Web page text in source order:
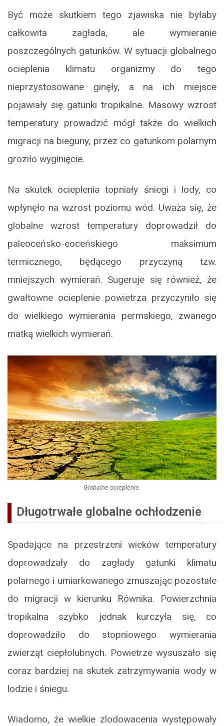
Być może skutkiem tego zjawiska nie byłaby
całkowita zagłada, ale wymieranie
poszczególnych gatunków. W sytuacji globalnego
ocieplenia klimatu organizmy do tego
nieprzystosowane ginęły, a na ich miejsce
pojawiały się gatunki tropikalne. Masowy wzrost
temperatury prowadzić mógł także do wielkich
migracji na bieguny, przez co gatunkom polarnym
groziło wyginięcie.
Na skutek ocieplenia topniały śniegi i lody, co
wpłynęło na wzrost poziomu wód. Uważa się, że
globalne wzrost temperatury doprowadził do
paleoceńsko-eoceńskiego maksimum
termicznego, będącego przyczyną tzw.
mniejszych wymierań. Sugeruje się również, że
gwałtowne ocieplenie powietrza przyczyniło się
do wielkiego wymierania permskiego, zwanego
matką wielkich wymierań.
Globalne ocieplenie.
Długotrwałe globalne ochłodzenie
Spadające na przestrzeni wieków temperatury
doprowadzały do zagłady gatunki klimatu
polarnego i umiarkowanego zmuszając pozostałe
do migracji w kierunku Równika. Powierzchnia
tropikalna szybko jednak kurczyła się, co
doprowadziło do stopniowego wymierania
zwierząt ciepłolubnych. Powietrze wysuszało się
coraz bardziej na skutek zatrzymywania wody w
lodzie i śniegu.
Wiadomo, że wielkie zlodowacenia występowały